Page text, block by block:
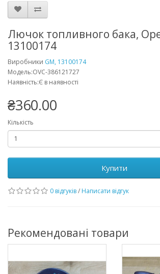
Лючок топливного бака,
13100174
Виробники GM, 13100174
Модель:OVC-386121727
Наявність:Є в наявності
₴360.00
Кількість
Купити
0 відгуків/ Написати відгук
Рекомендовані товари